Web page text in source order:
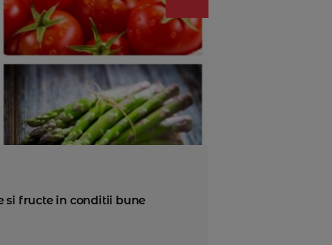
si fructe in conditii bune